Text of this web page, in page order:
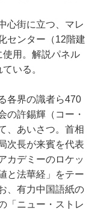
心街に立つ、マレ
センター（12階建
用。解説パネル
いる。
各界の識者ら470
の許錫輝（コー・
、あいさつ。首相
次長が来賓を代表
カデミーのロケッ
と法華経」をテー
、有力中国語紙の
「ニュー・ストレ